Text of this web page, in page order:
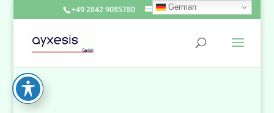
+49 2842 9085780 info@ayxesis.de
German